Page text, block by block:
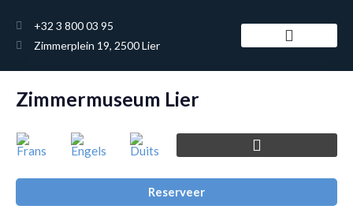
naar
inhoud
+32 3 800 03 95
Zimmerplein 19, 2500 Lier
Zimmermuseum Lier
Reserveer